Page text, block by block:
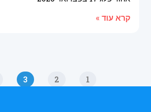
קרא עוד »
1
2
3